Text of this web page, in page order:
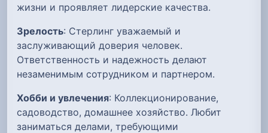
жизни и проявляет лидерские качества.
Зрелость: Стерлинг уважаемый и
заслуживающий доверия человек.
Ответственность и надежность делают
незаменимым сотрудником и партнером.
Хобби и увлечения: Коллекционирование,
садоводство, домашнее хозяйство. Любит
заниматься делами, требующими